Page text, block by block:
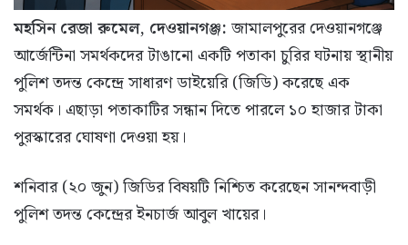
মহসিন রেজা রুমেল, দেওয়ানগঞ্জ: জামালপুরের দেওয়ানগঞ্জে
আর্জেন্টিনা সমর্থকদের টাঙানো একটি পতাকা চুরির ঘটনায় স্থানীয়
পুলিশ তদন্ত কেন্দ্রে সাধারণ ডাইয়েরি (জিডি) করেছে এক
সমর্থক। এছাড়া পতাকাটির সন্ধান দিতে পারলে ১০ হাজার টাকা
পুরস্কারের ঘোষণা দেওয়া হয়।
শনিবার (২০ জুন) জিডির বিষয়টি নিশ্চিত করেছেন সানন্দবাড়ী
পুলিশ তদন্ত কেন্দ্রের ইনচার্জ আবুল খায়ের।